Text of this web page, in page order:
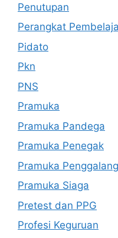
Penutupan
Perangkat
Pidato
Pkn
PNS
Pramuka
Pramuka Pandega
Pramuka Penegak
Pramuka Penggalang
Pramuka Siaga
Pretest dan PPG
Profesi Keguruan